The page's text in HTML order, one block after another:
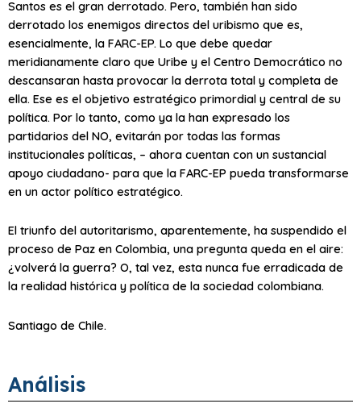
Santos es el gran derrotado. Pero, también han sido
derrotado los enemigos directos del uribismo que es,
esencialmente, la FARC-EP. Lo que debe quedar
meridianamente claro que Uribe y el Centro Democrático no
descansaran hasta provocar la derrota total y completa de
ella. Ese es el objetivo estratégico primordial y central de su
política. Por lo tanto, como ya la han expresado los
partidarios del NO, evitarán por todas las formas
institucionales políticas, – ahora cuentan con un sustancial
apoyo ciudadano- para que la FARC-EP pueda transformarse
en un actor político estratégico.
El triunfo del autoritarismo, aparentemente, ha suspendido el
proceso de Paz en Colombia, una pregunta queda en el aire:
¿volverá la guerra? O, tal vez, esta nunca fue erradicada de
la realidad histórica y política de la sociedad colombiana.
Santiago de Chile.
Análisis